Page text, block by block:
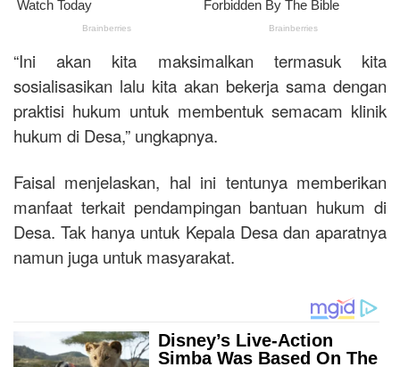
“Ini akan kita maksimalkan termasuk kita
sosialisasikan lalu kita akan bekerja sama dengan
praktisi hukum untuk membentuk semacam klinik
hukum di Desa,” ungkapnya.
Faisal menjelaskan, hal ini tentunya memberikan
manfaat terkait pendampingan bantuan hukum di
Desa. Tak hanya untuk Kepala Desa dan aparatnya
namun juga untuk masyarakat.